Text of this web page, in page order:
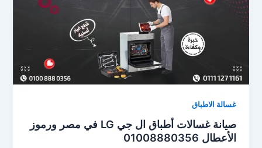
غسالة الاطباق
صيانة غسالات أطباق ال جي LG في مصر ورموز
الأعطال 01008880356